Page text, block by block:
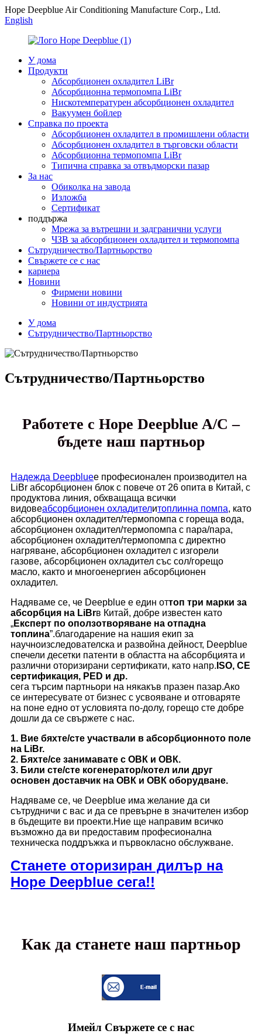
Hope Deepblue Air Conditioning Manufacture Corp., Ltd.
English
У дома
Продукти
Абсорбционен охладител LiBr
Абсорбционна термопомпа LiBr
Нискотемпературен абсорбционен охладител
Вакуумен бойлер
Справка по проекта
Абсорбционен охладител в промишлени области
Абсорбционен охладител в търговски области
Абсорбционна термопомпа LiBr
Типична справка за отвъдморски пазар
За нас
Обиколка на завода
Изложба
Сертификат
поддържа
Мрежа за вътрешни и задгранични услуги
ЧЗВ за абсорбционен охладител и термопомпа
Сътрудничество/Партньорство
Свържете се с нас
кариера
Новини
Фирмени новини
Новини от индустрията
У дома
Сътрудничество/Партньорство
Сътрудничество/Партньорство
Работете с Hope Deepblue A/C –
бъдете наш партньор
Надежда Deepblueе професионален производител на
LiBr абсорбционен блок с повече от 26 опита в Китай, с
продуктова линия, обхващаща всички
видовеабсорбционен охладителитоплинна помпа, като
абсорбционен охладител/термопомпа с гореща вода,
абсорбционен охладител/термопомпа с пара/пара,
абсорбционен охладител/термопомпа с директно
нагряване, абсорбционен охладител с изгорели
газове, абсорбционен охладител със сол/горещо
масло, както и многоенергиен абсорбционен
охладител.
Надяваме се, че Deepblue е един оттоп три марки за
абсорбция на LiBrв Китай, добре известен като
„Експерт по оползотворяване на отпадна
топлина”.благодарение на нашия екип за
научноизследователска и развойна дейност, Deepblue
спечели десетки патенти в областта на абсорбцията и
различни оторизирани сертификати, като напр. ISO, CE
сертификация, PED и др.
сега търсим партньори на някакъв празен пазар.Ако
се интересувате от бизнес с усвояване и отговаряте
на поне едно от условията по-долу, горещо сте добре
дошли да се свържете с нас.
1. Вие бяхте/сте участвали в абсорбционното поле
на LiBr.
2. Бяхте/се занимавате с ОВК и ОВК.
3. Били сте/сте когенератор/котел или друг
основен доставчик на ОВК и ОВК оборудване.
Надяваме се, че Deepblue има желание да си
сътрудничи с вас и да се превърне в значителен избор
в бъдещите ви проекти.Ние ще направим всичко
възможно да ви предоставим професионална
техническа поддръжка и първокласно обслужване.
Станете оторизиран дилър на
Hope Deepblue сега!!
Как да станете наш партньор
Имейл Свържете се с нас